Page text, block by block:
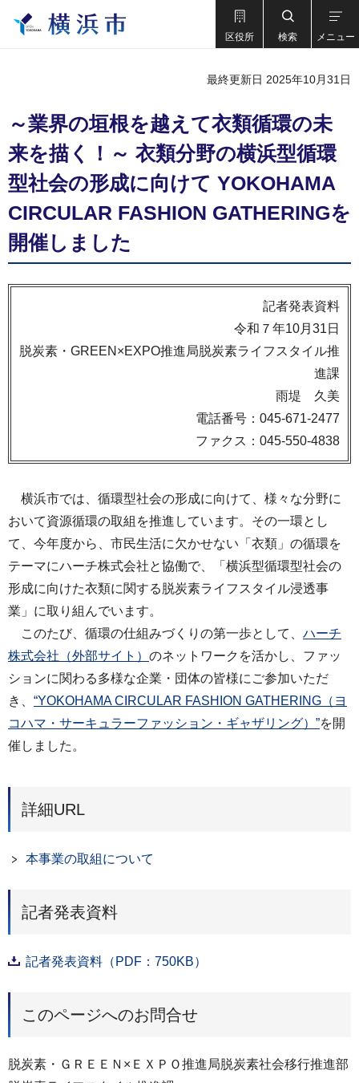
区役所 検索 メニュー
最終更新日 2025年10月31日
～業界の垣根を越えて衣類循環の未
来を描く！～ 衣類分野の横浜型循環
型社会の形成に向けて YOKOHAMA
CIRCULAR FASHION GATHERINGを
開催しました
記者発表資料
令和７年10月31日
脱炭素・GREEN×EXPO推進局脱炭素ライフスタイル推
進課
雨堤 久美
電話番号：045-671-2477
ファクス：045-550-4838
横浜市では、循環型社会の形成に向けて、様々な分野に
おいて資源循環の取組を推進しています。その一環とし
て、今年度から、市民生活に欠かせない「衣類」の循環を
テーマにハーチ株式会社と協働で、「横浜型循環型社会の
形成に向けた衣類に関する脱炭素ライフスタイル浸透事
業」に取り組んでいます。
このたび、循環の仕組みづくりの第一歩として、 ハーチ
株式会社（外部サイト） のネットワークを活かし、ファッ
ションに関わる多様な企業・団体の皆様にご参加いただ
き、 “YOKOHAMA CIRCULAR FASHION GATHERING（ヨ
コハマ・サーキュラーファッション・ギャザリング）”を開
催しました。
詳細URL
本事業の取組について
記者発表資料
記者発表資料（PDF：750KB）
このページへのお問合せ
脱炭素・ＧＲＥＥＮ×ＥＸＰＯ推進局脱炭素社会移行推進部